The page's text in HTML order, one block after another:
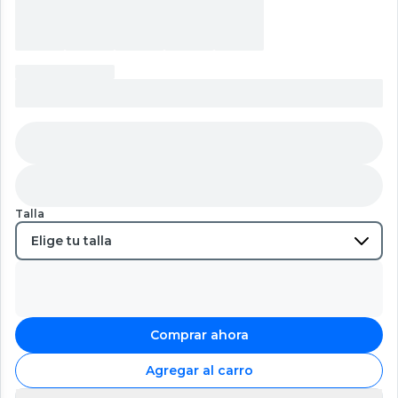
Talla
Comprar ahora
Agregar al carro